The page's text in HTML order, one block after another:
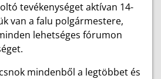
tevékenységet aktívan 14-
van a falu polgármestere,
lehetséges fórumon
mindenből a legtöbbet és